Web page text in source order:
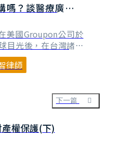
？談醫療廣告之
美國Groupon公司於
目光後，在台灣諸多
風潮。參與團購活動
富而多元，餐飲、住
的情形就更加誇張，
地登上網路團購平台，
律師
下一篇
權保護(下)